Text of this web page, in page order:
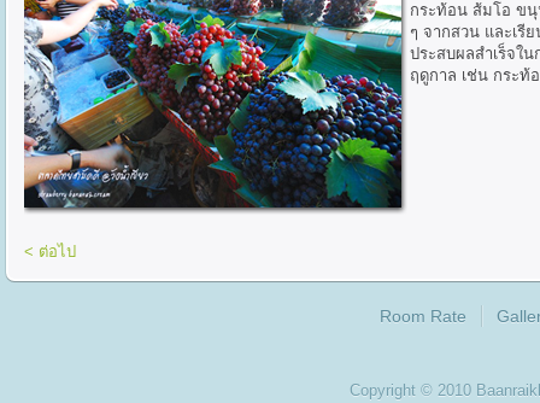
กระท้อน ส้มโอ ขนุ
ๆ จากสวน และเรี
ประสบผลสำเร็จใ
ฤดูกาล เช่น กระท้
< ต่อไป
Room Rate
Copyright © 2010